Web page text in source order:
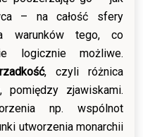
– na całość sfery
warunków tego, co
logicznie możliwe.
rzadkość, czyli różnica
pomiędzy zjawiskami.
np. wspólnot
utworzenia monarchii